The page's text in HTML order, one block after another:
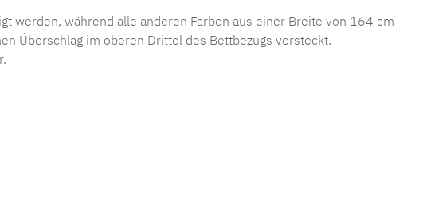
werden, während alle anderen Farben aus einer Breite von 164 cm
Überschlag im oberen Drittel des Bettbezugs versteckt.